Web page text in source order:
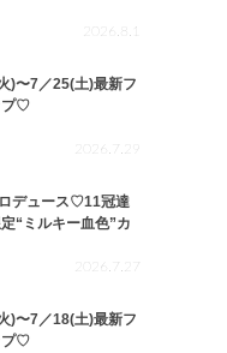
2026.8.1
)〜7／25(土)最新フ
プ♡
2026.7.29
デュース♡11冠達
“ミルキー血色”カ
2026.7.27
)〜7／18(土)最新フ
プ♡